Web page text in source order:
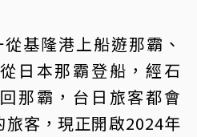
基隆港上船遊那霸、
日本那霸登船，經石
那霸，台日旅客都會
客，現正開啟2024年